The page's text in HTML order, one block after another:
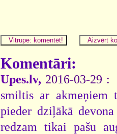
Komentāri:
Upes.lv, 2016-03-29 :
smiltis ar akmeņiem
pieder dziļākā
redzam tikai pašu